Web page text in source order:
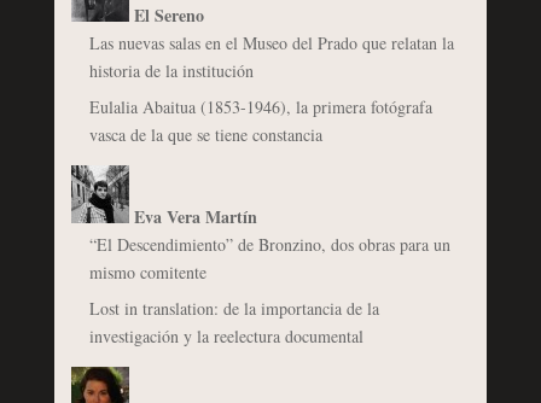
El Sereno
Las nuevas salas en el Museo del Prado que relatan la
historia de la institución
Eulalia Abaitua (1853-1946), la primera fotógrafa
vasca de la que se tiene constancia
Eva Vera Martín
“El Descendimiento” de Bronzino, dos obras para un
mismo comitente
Lost in translation: de la importancia de la
investigación y la reelectura documental